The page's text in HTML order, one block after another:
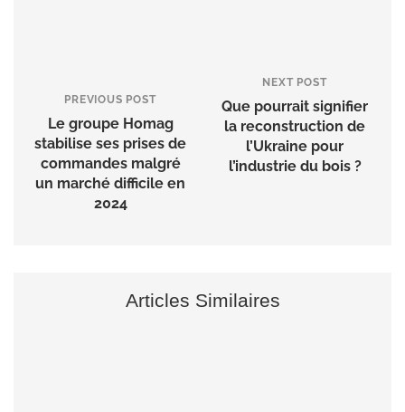
PREVIOUS POST
Le groupe Homag
stabilise ses prises de
commandes malgré
un marché difficile en
2024
NEXT POST
Que pourrait signifier
la reconstruction de
l’Ukraine pour
l’industrie du bois ?
Articles Similaires